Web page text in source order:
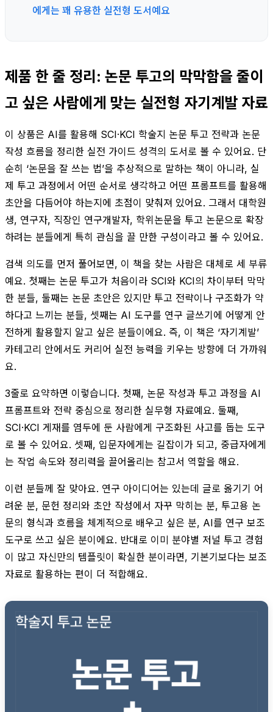
에게는 꽤 유용한 실전형 도서예요
제품 한 줄 정리: 논문 투고의 막막함을 줄이
고 싶은 사람에게 맞는 실전형 자기계발 자료
이 상품은 AI를 활용해 SCI·KCI 학술지 논문 투고 전략과 논문
작성 흐름을 정리한 실전 가이드 성격의 도서로 볼 수 있어요. 단
순히 ‘논문을 잘 쓰는 법’을 추상적으로 말하는 책이 아니라, 실
제 투고 과정에서 어떤 순서로 생각하고 어떤 프롬프트를 활용해
초안을 다듬어야 하는지에 초점이 맞춰져 있어요. 그래서 대학원
생, 연구자, 직장인 연구개발자, 학위논문을 투고 논문으로 확장
하려는 분들에게 특히 관심을 끌 만한 구성이라고 볼 수 있어요.
검색 의도를 먼저 풀어보면, 이 책을 찾는 사람은 대체로 세 부류
예요. 첫째는 논문 투고가 처음이라 SCI와 KCI의 차이부터 막막
한 분들, 둘째는 논문 초안은 있지만 투고 전략이나 구조화가 약
하다고 느끼는 분들, 셋째는 AI 도구를 연구 글쓰기에 어떻게 안
전하게 활용할지 알고 싶은 분들이에요. 즉, 이 책은 ‘자기계발’
카테고리 안에서도 커리어 실전 능력을 키우는 방향에 더 가까워
요.
3줄로 요약하면 이렇습니다. 첫째, 논문 작성과 투고 과정을 AI
프롬프트와 전략 중심으로 정리한 실무형 자료예요. 둘째,
SCI·KCI 게재를 염두에 둔 사람에게 구조화된 사고를 돕는 도구
로 볼 수 있어요. 셋째, 입문자에게는 길잡이가 되고, 중급자에게
는 작업 속도와 정리력을 끌어올리는 참고서 역할을 해요.
이런 분들께 잘 맞아요. 연구 아이디어는 있는데 글로 옮기기 어
려운 분, 문헌 정리와 초안 작성에서 자꾸 막히는 분, 투고용 논
문의 형식과 흐름을 체계적으로 배우고 싶은 분, AI를 연구 보조
도구로 쓰고 싶은 분이에요. 반대로 이미 분야별 저널 투고 경험
이 많고 자신만의 템플릿이 확실한 분이라면, 기본기보다는 보조
자료로 활용하는 편이 더 적합해요.